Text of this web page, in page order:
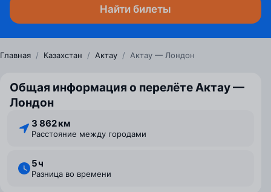
Найти билеты
Главная / Казахстан / Актау / Актау — Лондон
Общая информация о перелёте Актау —
Лондон
3 862 км
Расстояние между городами
5 ⁠ч
Разница во времени